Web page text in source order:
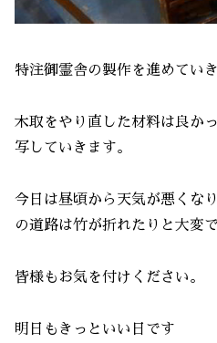
特注御霊舎の製作を進めていき
木取をやり直した材料は良か
写していきます。
今日は昼頃から天気が悪くな
の道路は竹が折れたりと大変で
皆様もお気を付けください。
明日もきっといい日です